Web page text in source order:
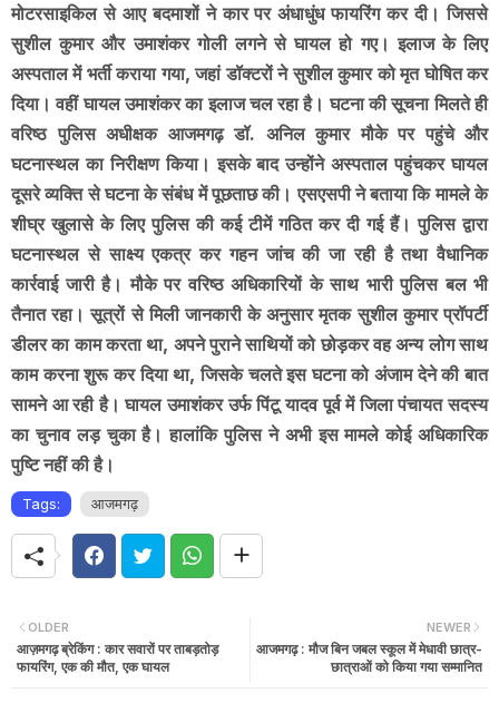
मोटरसाइकिल से आए बदमाशों ने कार पर अंधाधुंध फायरिंग कर दी। जिससे
सुशील कुमार और उमाशंकर गोली लगने से घायल हो गए। इलाज के लिए
अस्पताल में भर्ती कराया गया, जहां डॉक्टरों ने सुशील कुमार को मृत घोषित कर
दिया। वहीं घायल उमाशंकर का इलाज चल रहा है। घटना की सूचना मिलते ही
वरिष्ठ पुलिस अधीक्षक आजमगढ़ डॉ. अनिल कुमार मौके पर पहुंचे और
घटनास्थल का निरीक्षण किया। इसके बाद उन्होंने अस्पताल पहुंचकर घायल
दूसरे व्यक्ति से घटना के संबंध में पूछताछ की। एसएसपी ने बताया कि मामले के
शीघ्र खुलासे के लिए पुलिस की कई टीमें गठित कर दी गई हैं। पुलिस द्वारा
घटनास्थल से साक्ष्य एकत्र कर गहन जांच की जा रही है तथा वैधानिक
कार्रवाई जारी है। मौके पर वरिष्ठ अधिकारियों के साथ भारी पुलिस बल भी
तैनात रहा। सूत्रों से मिली जानकारी के अनुसार मृतक सुशील कुमार प्रॉपर्टी
डीलर का काम करता था, अपने पुराने साथियों को छोड़कर वह अन्य लोग साथ
काम करना शुरू कर दिया था, जिसके चलते इस घटना को अंजाम देने की बात
सामने आ रही है। घायल उमाशंकर उर्फ पिंटू यादव पूर्व में जिला पंचायत सदस्य
का चुनाव लड़ चुका है। हालांकि पुलिस ने अभी इस मामले कोई अधिकारिक
पुष्टि नहीं की है।
Tags: आजमगढ़
NEWER
आजमगढ़ : मौज बिन जबल स्कूल में मेधावी छात्र-
छात्राओं को किया गया सम्मानित
OLDER
आज़मगढ़ ब्रेकिंग : कार सवारों पर ताबड़तोड़
फायरिंग, एक की मौत, एक घायल